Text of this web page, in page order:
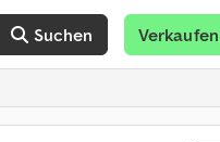
Suchen Verkaufen